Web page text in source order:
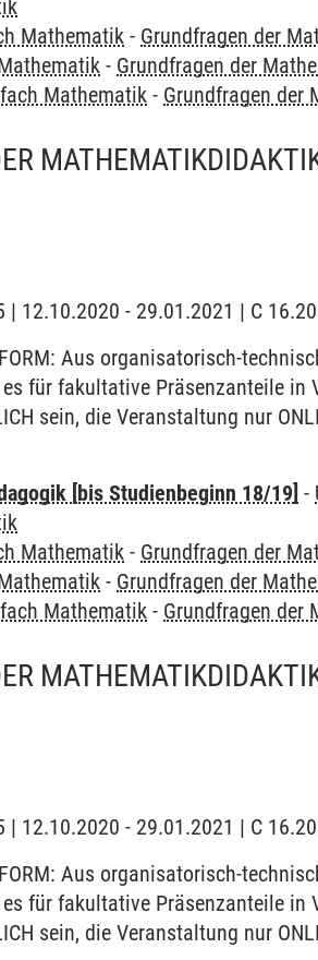
Mathematik - Grundfragen der
- Grundfragen der
Mathematik - Grundfragen der
12.10.2020 - 29.01.2021 | C
Aus organisatorisch-
für fakultative Präsenzanteile in
sein, die Veranstaltung nur
[bis Studienbeginn 18/19] -
Mathematik - Grundfragen der
- Grundfragen der
Mathematik - Grundfragen der
12.10.2020 - 29.01.2021 | C
Aus organisatorisch-
für fakultative Präsenzanteile in
sein, die Veranstaltung nur